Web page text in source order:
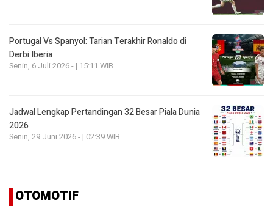
Portugal Vs Spanyol: Tarian Terakhir Ronaldo di
Derbi Iberia
Senin, 6 Juli 2026 - | 15:11 WIB
Jadwal Lengkap Pertandingan 32 Besar Piala Dunia
2026
Senin, 29 Juni 2026 - | 02:39 WIB
OTOMOTIF